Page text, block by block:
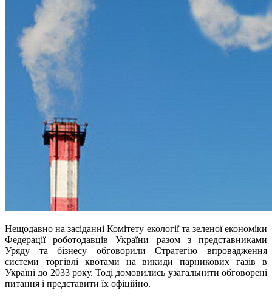
Нещодавно на засіданні Комітету екології та зеленої економіки
Федерації роботодавців України разом з представниками
Уряду та бізнесу обговорили Стратегію впровадження
системи торгівлі квотами на викиди парникових газів в
Україні до 2033 року. Тоді домовились узагальнити обговорені
питання і представити їх офіційно.